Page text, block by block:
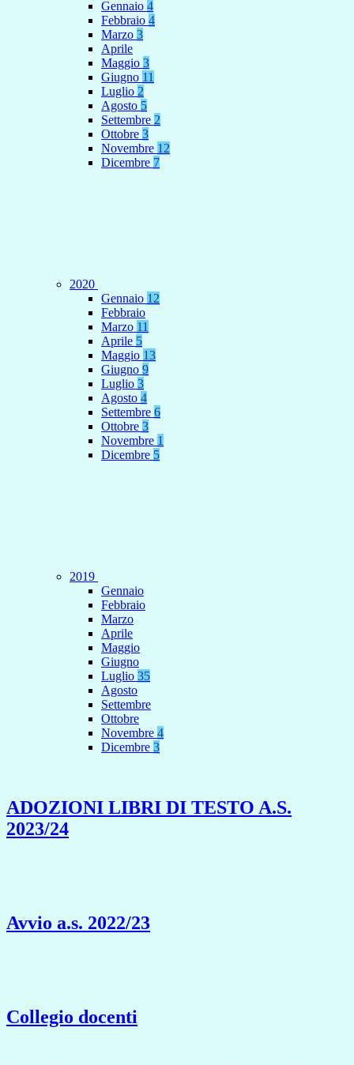
Gennaio 4
Febbraio 4
Marzo 3
Aprile
Maggio 3
Giugno 11
Luglio 2
Agosto 5
Settembre 2
Ottobre 3
Novembre 12
Dicembre 7
2020
Gennaio 12
Febbraio
Marzo 11
Aprile 5
Maggio 13
Giugno 9
Luglio 3
Agosto 4
Settembre 6
Ottobre 3
Novembre 1
Dicembre 5
2019
Gennaio
Febbraio
Marzo
Aprile
Maggio
Giugno
Luglio 35
Agosto
Settembre
Ottobre
Novembre 4
Dicembre 3
ADOZIONI LIBRI DI TESTO A.S.
2023/24
Avvio a.s. 2022/23
Collegio docenti